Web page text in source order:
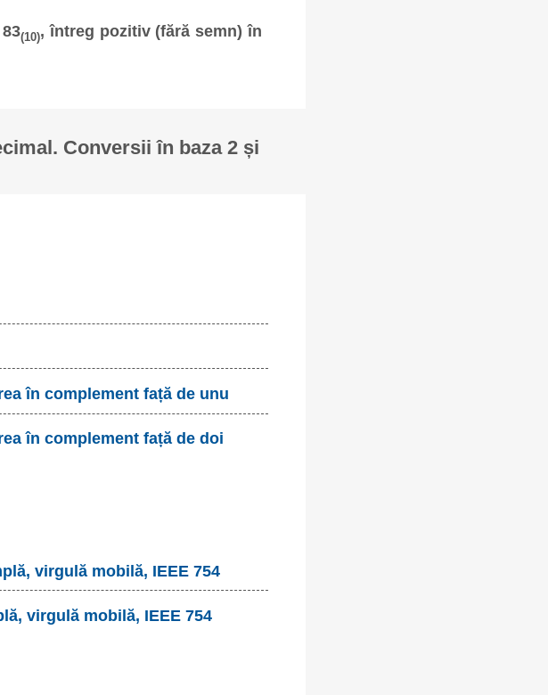
(10), întreg pozitiv (fără semn) în
Conversii în baza 2 și
în complement față de unu
în complement față de doi
virgulă mobilă, IEEE 754
virgulă mobilă, IEEE 754